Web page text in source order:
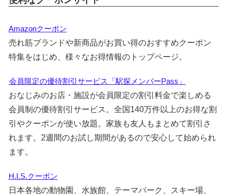
Amazonクーポン
売れ筋ブランドや新商品がお買い得のおすすめクーポン
特集をはじめ、様々なお得情報のトップページ。
会員限定の優待割引サービス「駅探メンバーPass」
おなじみのお店・施設が会員限定の割引料金で楽しめる
会員制の優待割引サービス。全国140万件以上のお得な割
引やクーポンが使い放題。家族も友人もまとめて割引さ
れます。2週間のお試し期間があるので安心して始められ
ます。
H.I.S.クーポン
日本各地の動物園、水族館、テーマパーク、スキー場、